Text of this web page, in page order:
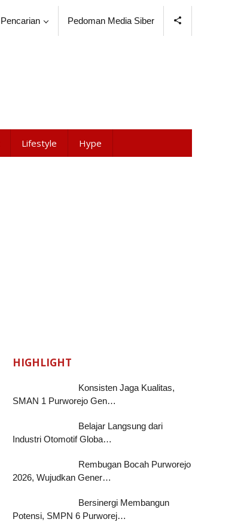
Pencarian Pedoman Media Siber
Lifestyle Hype
HIGHLIGHT
Konsisten Jaga Kualitas,
SMAN 1 Purworejo Gen…
Belajar Langsung dari
Industri Otomotif Globa…
Rembugan Bocah Purworejo
2026, Wujudkan Gener…
Bersinergi Membangun
Potensi, SMPN 6 Purworej…